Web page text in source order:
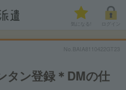
気になる!
No.BAIA8110422GT23
タン登録＊DMの仕